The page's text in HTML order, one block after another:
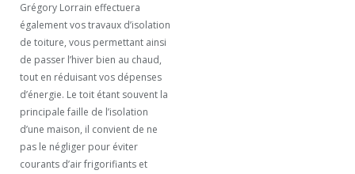
Grégory Lorrain effectuera
également vos travaux d’isolation
de toiture, vous permettant ainsi
de passer l’hiver bien au chaud,
tout en réduisant vos dépenses
d’énergie. Le toit étant souvent la
principale faille de l’isolation
d’une maison, il convient de ne
pas le négliger pour éviter
courants d’air frigorifiants et